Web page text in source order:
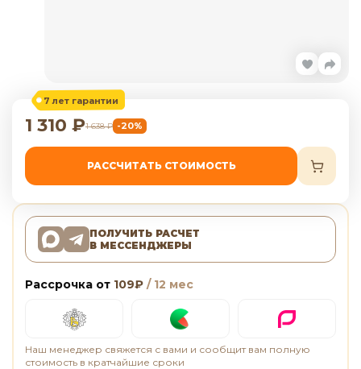
7 лет гарантии
1 310 ₽1 638₽ -20%
РАССЧИТАТЬ СТОИМОСТЬ
ПОЛУЧИТЬ РАСЧЕТ
В МЕССЕНДЖЕРЫ
Рассрочка от 109₽ / 12 мес
Наш менеджер свяжется с вами и сообщит вам полную
стоимость в кратчайшие сроки